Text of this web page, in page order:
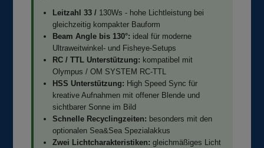
Leitzahl 33 / 130Ws - hohe Lichtleistung bei
gleichzeitig kompakter Bauform
Beam Angle bis 130°: ideal für moderne
Ultraweitwinkel- und Fisheye-Setups
RC / TTL Unterstützung: kompatibel mit
Olympus / OM SYSTEM RC-TTL
HSS Unterstützung: High Speed Sync für
kreative Aufnahmen mit offener Blende und
sichtbarer Sonne im Bild
Schnelle Recyclingzeiten: besonders mit den
optionalen Sea&Sea Spezialakkus
Zwei Lichtcharakteristiken: gleichmäßiges Licht